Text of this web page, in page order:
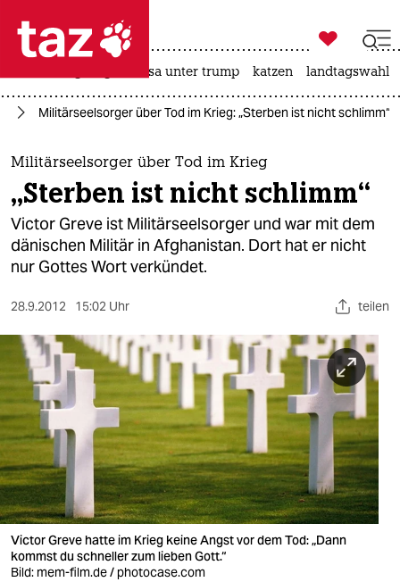
 taz zahl ich
taz zahl ich
themen
politik
öko
sport
berlin
nord
wahrheit
verlag
verlag

taz zahl ich
usa unter trump katzen landtagswahl
Militärseelsorger über Tod im Krieg: „Sterben ist nicht schlimm“
Militärseelsorger über Tod im Krieg
„Sterben ist nicht schlimm“
Victor Greve ist Militärseelsorger und war mit dem
dänischen Militär in Afghanistan. Dort hat er nicht
nur Gottes Wort verkündet.
28.9.2012 15:02 Uhr teilen
Victor Greve hatte im Krieg keine Angst vor dem Tod: „Dann
kommst du schneller zum lieben Gott.“
Bild: mem-film.de / photocase.com